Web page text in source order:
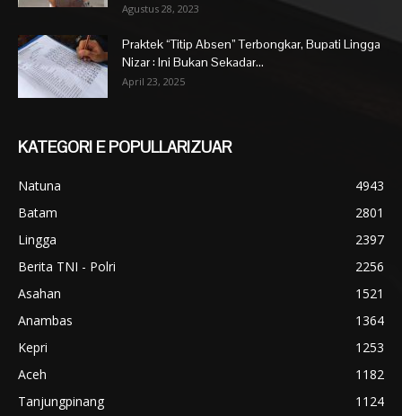
Agustus 28, 2023
Praktek “Titip Absen” Terbongkar, Bupati Lingga
Nizar : Ini Bukan Sekadar...
April 23, 2025
KATEGORI E POPULLARIZUAR
Natuna
4943
Batam
2801
Lingga
2397
Berita TNI - Polri
2256
Asahan
1521
Anambas
1364
Kepri
1253
Aceh
1182
Tanjungpinang
1124